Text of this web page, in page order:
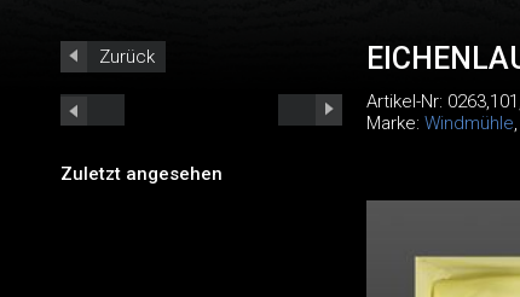
Zurück
Zuletzt angesehen
Artikel-Nr:
Marke: Windmühle